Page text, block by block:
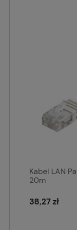
Kabel LAN
20m
38,27 zł